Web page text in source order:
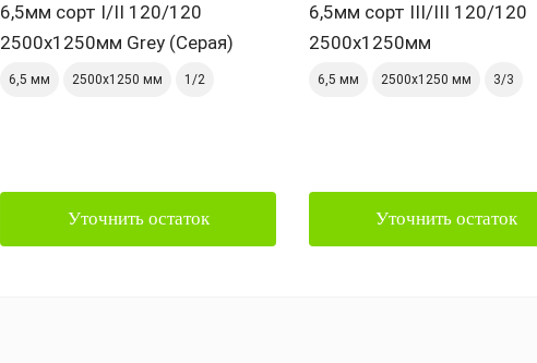
6,5мм сорт I/II 120/120
2500х1250мм Grey (Серая)
6,5 мм 2500х1250 мм 1/2
Уточнить остаток
6,5мм сорт III/III 120/120
2500х1250мм
6,5 мм 2500х1250 мм 3/3
Уточнить остаток